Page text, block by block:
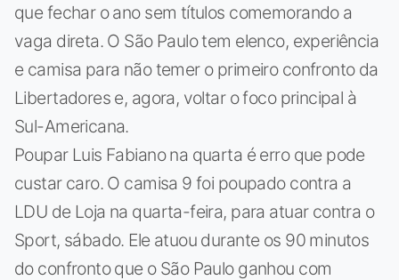
que fechar o ano sem títulos comemorando a
vaga direta. O São Paulo tem elenco, experiência
e camisa para não temer o primeiro confronto da
Libertadores e, agora, voltar o foco principal à
Sul-Americana.
Poupar Luis Fabiano na quarta é erro que pode
custar caro. O camisa 9 foi poupado contra a
LDU de Loja na quarta-feira, para atuar contra o
Sport, sábado. Ele atuou durante os 90 minutos
do confronto que o São Paulo ganhou com